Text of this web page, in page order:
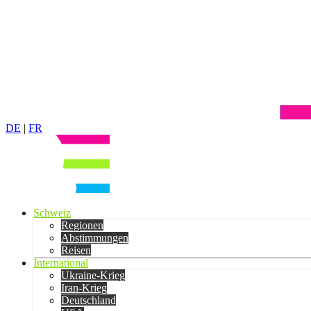
DE | FR
Schweiz
Regionen
Abstimmungen
Reisen
International
Ukraine-Krieg
Iran-Krieg
Deutschland